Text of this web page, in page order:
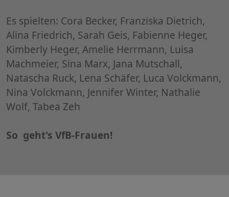
Es spielten: Cora Becker, Franziska Dietrich,
Alina Friedrich, Sarah Geis, Fabienne Heger,
Kimberly Heger, Amelie Herrmann, Luisa
Machmeier, Sina Marx, Jana Mutschall,
Natascha Ruck, Lena Schäfer, Luca Volckmann,
Nina Volckmann, Jennifer Winter, Nathalie
Wolf, Tabea Zeh
So geht's VfB-Frauen!